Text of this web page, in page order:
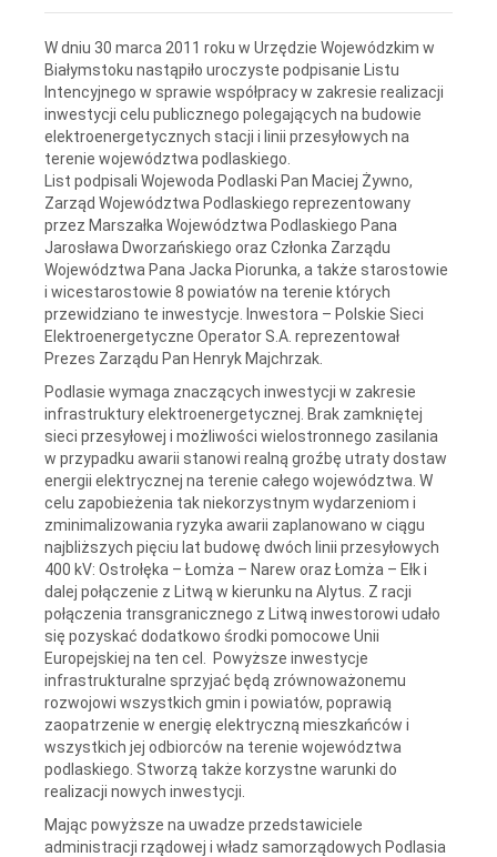
W dniu 30 marca 2011 roku w Urzędzie Wojewódzkim w
Białymstoku nastąpiło uroczyste podpisanie Listu
Intencyjnego w sprawie współpracy w zakresie realizacji
inwestycji celu publicznego polegających na budowie
elektroenergetycznych stacji i linii przesyłowych na
terenie województwa podlaskiego.
List podpisali Wojewoda Podlaski Pan Maciej Żywno,
Zarząd Województwa Podlaskiego reprezentowany
przez Marszałka Województwa Podlaskiego Pana
Jarosława Dworzańskiego oraz Członka Zarządu
Województwa Pana Jacka Piorunka, a także starostowie
i wicestarostowie 8 powiatów na terenie których
przewidziano te inwestycje. Inwestora – Polskie Sieci
Elektroenergetyczne Operator S.A. reprezentował
Prezes Zarządu Pan Henryk Majchrzak.
Podlasie wymaga znaczących inwestycji w zakresie
infrastruktury elektroenergetycznej. Brak zamkniętej
sieci przesyłowej i możliwości wielostronnego zasilania
w przypadku awarii stanowi realną groźbę utraty dostaw
energii elektrycznej na terenie całego województwa. W
celu zapobieżenia tak niekorzystnym wydarzeniom i
zminimalizowania ryzyka awarii zaplanowano w ciągu
najbliższych pięciu lat budowę dwóch linii przesyłowych
400 kV: Ostrołęka – Łomża – Narew oraz Łomża – Ełk i
dalej połączenie z Litwą w kierunku na Alytus. Z racji
połączenia transgranicznego z Litwą inwestorowi udało
się pozyskać dodatkowo środki pomocowe Unii
Europejskiej na ten cel. Powyższe inwestycje
infrastrukturalne sprzyjać będą zrównoważonemu
rozwojowi wszystkich gmin i powiatów, poprawią
zaopatrzenie w energię elektryczną mieszkańców i
wszystkich jej odbiorców na terenie województwa
podlaskiego. Stworzą także korzystne warunki do
realizacji nowych inwestycji.
Mając powyższe na uwadze przedstawiciele
administracji rządowej i władz samorządowych Podlasia